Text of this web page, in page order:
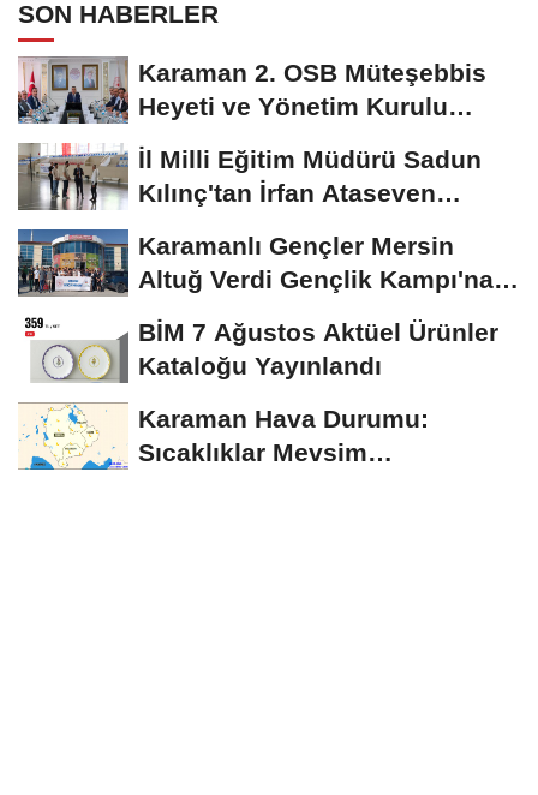
SON HABERLER
Karaman 2. OSB Müteşebbis
Heyeti ve Yönetim Kurulu
Toplantısı Gerçekleştirildi
İl Milli Eğitim Müdürü Sadun
Kılınç'tan İrfan Ataseven
Karamanlı Gençler Mersin
Altuğ Verdi Gençlik Kampı'na
Uğurlandı
BİM 7 Ağustos Aktüel Ürünler
Kataloğu Yayınlandı
Karaman Hava Durumu:
Sıcaklıklar Mevsim